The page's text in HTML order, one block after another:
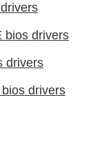
bios drivers
drivers
drivers